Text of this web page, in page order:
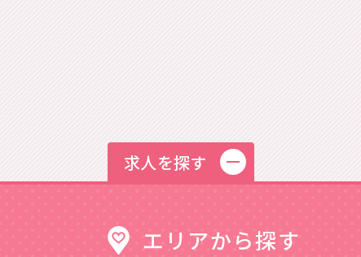
求人を探す
エリアから探す